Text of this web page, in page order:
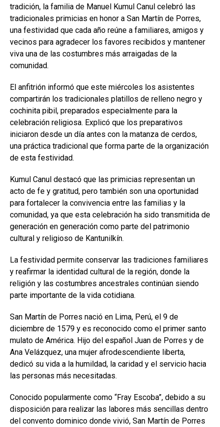
tradición, la familia de Manuel Kumul Canul celebró las
tradicionales primicias en honor a San Martín de Porres,
una festividad que cada año reúne a familiares, amigos y
vecinos para agradecer los favores recibidos y mantener
viva una de las costumbres más arraigadas de la
comunidad.
El anfitrión informó que este miércoles los asistentes
compartirán los tradicionales platillos de relleno negro y
cochinita pibil, preparados especialmente para la
celebración religiosa. Explicó que los preparativos
iniciaron desde un día antes con la matanza de cerdos,
una práctica tradicional que forma parte de la organización
de esta festividad.
Kumul Canul destacó que las primicias representan un
acto de fe y gratitud, pero también son una oportunidad
para fortalecer la convivencia entre las familias y la
comunidad, ya que esta celebración ha sido transmitida de
generación en generación como parte del patrimonio
cultural y religioso de Kantunilkín.
La festividad permite conservar las tradiciones familiares
y reafirmar la identidad cultural de la región, donde la
religión y las costumbres ancestrales continúan siendo
parte importante de la vida cotidiana.
San Martín de Porres nació en Lima, Perú, el 9 de
diciembre de 1579 y es reconocido como el primer santo
mulato de América. Hijo del español Juan de Porres y de
Ana Velázquez, una mujer afrodescendiente liberta,
dedicó su vida a la humildad, la caridad y el servicio hacia
las personas más necesitadas.
Conocido popularmente como “Fray Escoba”, debido a su
disposición para realizar las labores más sencillas dentro
del convento dominico donde vivió, San Martín de Porres